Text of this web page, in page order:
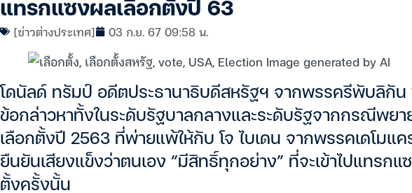
แทรกแซงผลเลือกตั้งปี 63
[ข่าวต่างประเทศ] 03 ก.ย. 67 09:58 น.
โดนัลด์ ทรัมป์ อดีตประธานาธิบดีสหรัฐฯ จากพรรครีพับลิกัน
ข้อกล่าวหาทั้งในระดับรัฐบาลกลางและระดับรัฐจากกรณีพยา
เลือกตั้งปี 2563 ที่พ่ายแพ้ให้กับ โจ ไบเดน จากพรรคเดโมแ
ยืนยันเสียงแข็งว่าตนเอง “มีสิทธิ์ทุกอย่าง” ที่จะเข้าไปแทรกแ
ตั้งครั้งนั้น